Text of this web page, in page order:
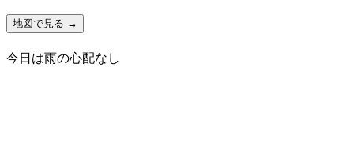
地図で見る →
今日は雨の心配なし